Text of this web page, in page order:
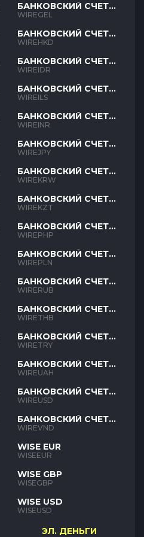
БАНКОВСКИЙ СЧЕТ
GEL
WIREGEL
БАНКОВСКИЙ СЧЕТ
HKD
WIREHKD
БАНКОВСКИЙ СЧЕТ
IDR
WIREIDR
БАНКОВСКИЙ СЧЕТ
ILS
WIREILS
БАНКОВСКИЙ СЧЕТ
INR
WIREINR
БАНКОВСКИЙ СЧЕТ
JPY
WIREJPY
БАНКОВСКИЙ СЧЕТ
KRW
WIREKRW
БАНКОВСКИЙ СЧЕТ
KZT
WIREKZT
БАНКОВСКИЙ СЧЕТ
PHP
WIREPHP
БАНКОВСКИЙ СЧЕТ
PLN
WIREPLN
БАНКОВСКИЙ СЧЕТ
RUB
WIRERUB
БАНКОВСКИЙ СЧЕТ
THB
WIRETHB
БАНКОВСКИЙ СЧЕТ
TRY
WIRETRY
БАНКОВСКИЙ СЧЕТ
UAH
WIREUAH
БАНКОВСКИЙ СЧЕТ
USD
WIREUSD
БАНКОВСКИЙ СЧЕТ
VND
WIREVND
WISE EUR
WISEEUR
WISE GBP
WISEGBP
WISE USD
WISEUSD
ЭЛ. ДЕНЬГИ